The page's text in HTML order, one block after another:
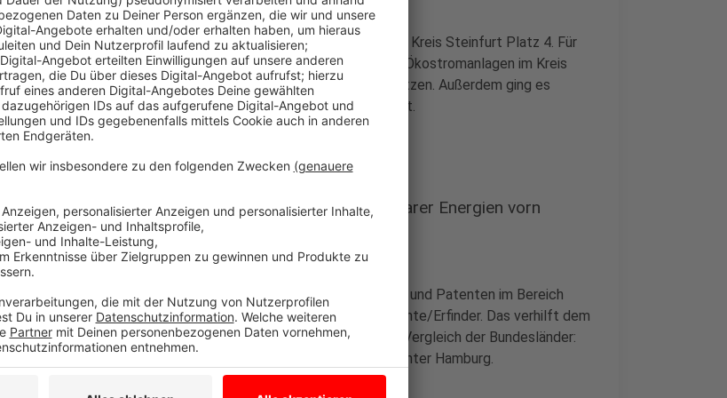
Unter den Landkreisen und kreisfreien Städten in NRW belegt der Kreis Steinfurt Platz 4. Für
den „Grüne Energiemeister Index“ hat eon untersucht, wieviel die Ökostromanlagen im Kreis
Steinfurt produzieren und wieviel Ökostrom die Haushalte hier nutzen. Außerdem ging es
darum, wieviele grüne Patente und Ladesäulen für E-Autos es gibt.
Anzeige
Mit vielen Erfindern und Patenten im Bereich Erneuerbarer Energien vorn
Anzeige
Der Kreis Steinfurt punktet besonders mit seinen vielen Erfindern und Patenten im Bereich
Erneuerbarer Energien. Pro 100.000 Einwohner sind es 14,72 Patente/Erfinder. Das verhilft dem
Land Nordrhein-Westfalen auch zur guten Gesamtplatzierung im Vergleich der Bundesländer:
NRW teilt sich punktgleich Platz zwei mit Baden-Württemberg hinter Hamburg.